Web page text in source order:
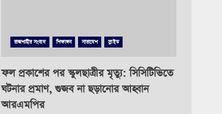
রাজশাহীর সংবাদ শিক্ষাঙ্গন সারাদেশ স্লাইড
ফল প্রকাশের পর স্কুলছাত্রীর মৃত্যু: সিসিটিভিতে
ঘটনার প্রমাণ, গুজব না ছড়ানোর আহ্বান
আরএমপির